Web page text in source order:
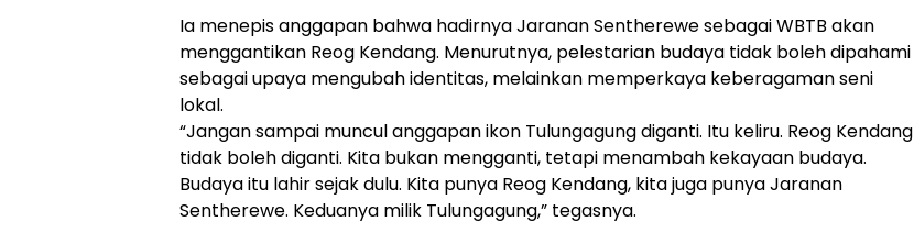
Ia menepis anggapan bahwa hadirnya Jaranan Sentherewe sebagai WBTB akan
menggantikan Reog Kendang. Menurutnya, pelestarian budaya tidak boleh dipahami
sebagai upaya mengubah identitas, melainkan memperkaya keberagaman seni
lokal.
“Jangan sampai muncul anggapan ikon Tulungagung diganti. Itu keliru. Reog Kendang
tidak boleh diganti. Kita bukan mengganti, tetapi menambah kekayaan budaya.
Budaya itu lahir sejak dulu. Kita punya Reog Kendang, kita juga punya Jaranan
Sentherewe. Keduanya milik Tulungagung,” tegasnya.